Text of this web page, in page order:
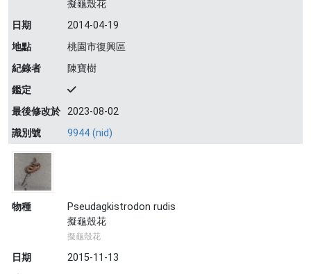
擬龜殼花
日期
2014-04-19
地點
桃園市復興區
紀錄者
陳寶樹
鑑定
最後修改於 2023-08-02
識別號
9944 (nid)
物種
Pseudagkistrodon rudis
擬龜殼花
擬龜殼花
日期
2015-11-13